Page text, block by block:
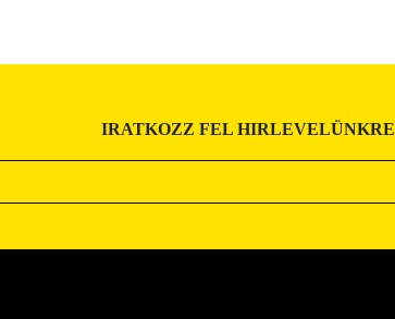
IRATKOZZ FEL HIRLEVELÜNKRE